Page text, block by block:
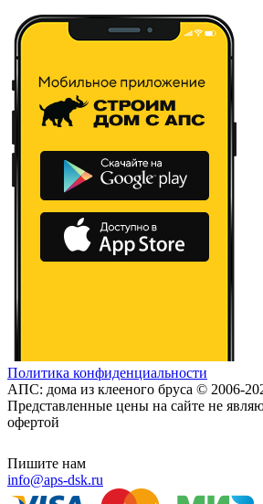
Политика конфиденциальности
АПС: дома из клееного бруса © 2006-
Представленные цены на сайте не
офертой
Пишите нам
info@aps-dsk.ru